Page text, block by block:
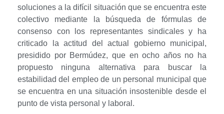
c
o
m
p
r
soluciones a la difícil situación que se encuentra este
colectivo mediante la búsqueda de fórmulas de
consenso con los representantes sindicales y ha
criticado la actitud del actual gobierno municipal,
presidido por Bermúdez, que en ocho años no ha
propuesto ninguna alternativa para buscar la
estabilidad del empleo de un personal municipal que
se encuentra en una situación insostenible desde el
punto de vista personal y laboral.